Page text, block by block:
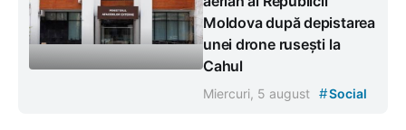
Moldova după depistarea
unei drone rusești la
Cahul
Miercuri, 5 august #Social